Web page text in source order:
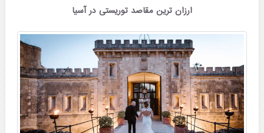
ارزان ترین مقاصد توریستی در آسیا